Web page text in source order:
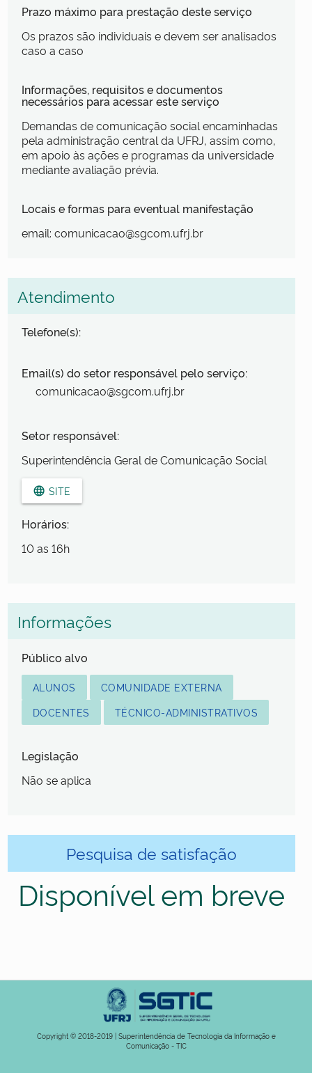
Prazo máximo para prestação deste serviço
Os prazos são individuais e devem ser analisados
caso a caso
Informações, requisitos e documentos
necessários para acessar este serviço
Demandas de comunicação social encaminhadas
pela administração central da UFRJ, assim como,
em apoio às ações e programas da universidade
mediante avaliação prévia.
Locais e formas para eventual manifestação
email: comunicacao@sgcom.ufrj.br
Atendimento
Telefone(s):
Email(s) do setor responsável pelo serviço:
comunicacao@sgcom.ufrj.br
Setor responsável:
Superintendência Geral de Comunicação Social
language SITE
Horários:
10 as 16h
Informações
Público alvo
ALUNOS
COMUNIDADE EXTERNA
DOCENTES
TÉCNICO-ADMINISTRATIVOS
Legislação
Não se aplica
Pesquisa de satisfação
Disponível em breve
Copyright © 2018-2019 | Superintendência de Tecnologia da Informação e
Comunicação - TIC